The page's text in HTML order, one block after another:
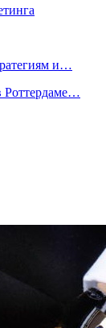
и…
Роттердаме…